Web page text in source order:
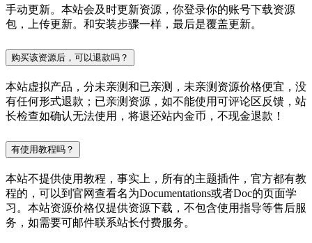
手动更新。本站会及时更新资源，你登录你的账号下载资源
包，上传更新。和安装步骤一样，最后是覆盖更新。
购买该资源后，可以退款吗？
本站虚拟产品，分未亲测和已亲测，未亲测资源价格便宜，没
有任何形式退款；已亲测资源，如不能使用可评论区反馈，站
长检查如确认无法使用，将退还站内金币，不现金退款！
有使用教程吗？
本站不提供使用教程，事实上，所有的主题插件，官方都有教
程的，可以到官网查看名为Documentations或者Doc的页面学
习。本站资源价格仅提供资源下载，不包含使用指导等售后服
务，如需要可邮件联系站长付费服务。